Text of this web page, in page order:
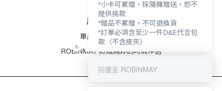
/
甜蜜質感賦予妳
單身的女孩不需氣餒
ROBINMAY 將成為妳的時尚伴侶
*小卡可累贈，採隨機贈送，恕不
提供挑款
*贈品不累贈，不可退換貨
*訂單必須含至少一件D&E代言包
款（不含皮夾）
回覆至 ROBINMAY